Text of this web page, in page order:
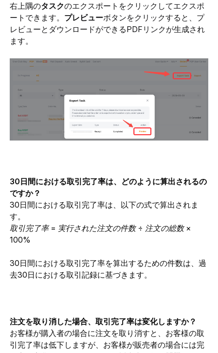
右上隅のタスクのエクスポートをクリックしてエクスポ
ートできます。 プレビューボタンをクリックすると、プ
レビューとダウンロードができるPDFリンクが生成され
ます。
30日間における取引完了率は、どのように算出されるの
ですか？
30日間における取引完了率は、以下の式で算出されま
す。
取引完了率 = 実行された注文の件数 ÷ 注文の総数 ×
100%
30日間における取引完了率を算出するための件数は、過
去30日における取引記録に基づきます。
注文を取り消した場合、取引完了率は変化しますか？
お客様が購入者の場合に注文を取り消すと、お客様の取
引完了率は低下しますが、お客様が販売者の場合には完